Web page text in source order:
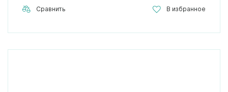
Сравнить В избранное